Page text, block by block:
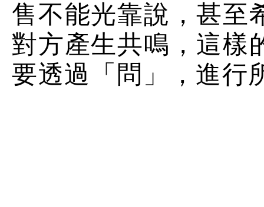
售不能光靠說，甚至
對方產生共鳴，這樣
要透過「問」，進行